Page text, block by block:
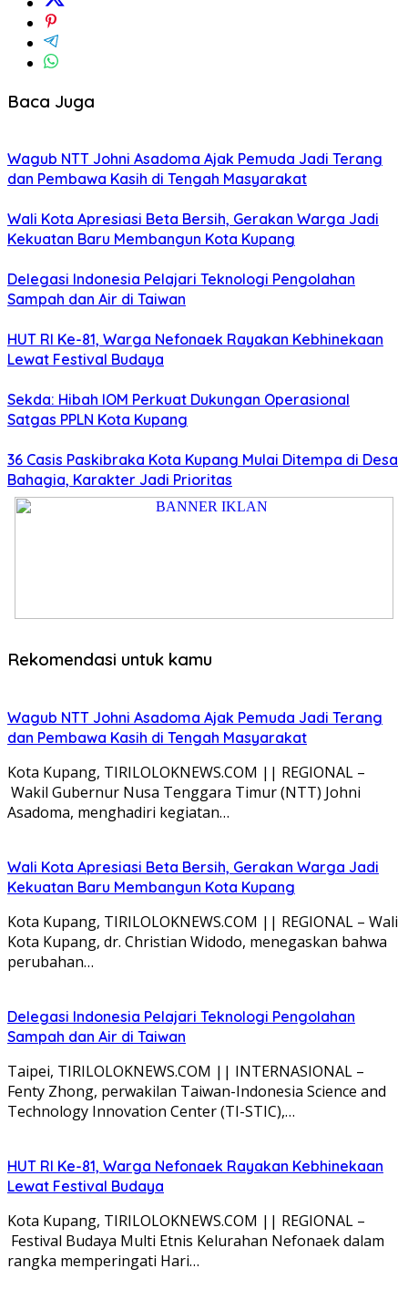
Baca Juga
Wagub NTT Johni Asadoma Ajak Pemuda Jadi Terang
dan Pembawa Kasih di Tengah Masyarakat
Wali Kota Apresiasi Beta Bersih, Gerakan Warga Jadi
Kekuatan Baru Membangun Kota Kupang
Delegasi Indonesia Pelajari Teknologi Pengolahan
Sampah dan Air di Taiwan
HUT RI Ke-81, Warga Nefonaek Rayakan Kebhinekaan
Lewat Festival Budaya
Sekda: Hibah IOM Perkuat Dukungan Operasional
Satgas PPLN Kota Kupang
36 Casis Paskibraka Kota Kupang Mulai Ditempa di Desa
Bahagia, Karakter Jadi Prioritas
Rekomendasi untuk kamu
Wagub NTT Johni Asadoma Ajak Pemuda Jadi Terang
dan Pembawa Kasih di Tengah Masyarakat
Kota Kupang, TIRILOLOKNEWS.COM || REGIONAL –
Wakil Gubernur Nusa Tenggara Timur (NTT) Johni
Asadoma, menghadiri kegiatan…
Wali Kota Apresiasi Beta Bersih, Gerakan Warga Jadi
Kekuatan Baru Membangun Kota Kupang
Kota Kupang, TIRILOLOKNEWS.COM || REGIONAL – Wali
Kota Kupang, dr. Christian Widodo, menegaskan bahwa
perubahan…
Delegasi Indonesia Pelajari Teknologi Pengolahan
Sampah dan Air di Taiwan
Taipei, TIRILOLOKNEWS.COM || INTERNASIONAL –
Fenty Zhong, perwakilan Taiwan-Indonesia Science and
Technology Innovation Center (TI-STIC),…
HUT RI Ke-81, Warga Nefonaek Rayakan Kebhinekaan
Lewat Festival Budaya
Kota Kupang, TIRILOLOKNEWS.COM || REGIONAL –
Festival Budaya Multi Etnis Kelurahan Nefonaek dalam
rangka memperingati Hari…